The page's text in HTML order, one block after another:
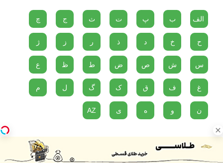
الف ب پ ت ث ج چ
ح خ د ذ ر ز ژ
س ش ص ض ط ظ ع
غ ف ق ک گ ل م
ن و ه ی AZ
دو پناهگاه در مقابل مصیبت های زندگی وجود دارد، موسیقی و گربه
ها...